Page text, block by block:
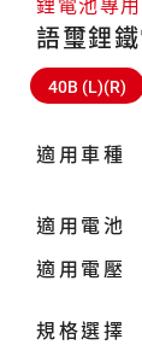
鋰電池專用
語璽鋰
40B (L)(R)
適用車種
適用電池
適用電壓
規格選擇